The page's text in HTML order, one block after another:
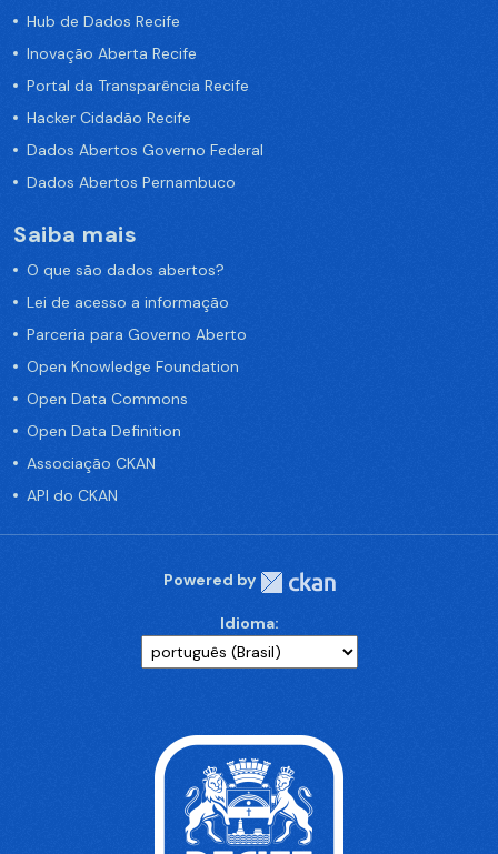
Hub de Dados Recife
Inovação Aberta Recife
Portal da Transparência Recife
Hacker Cidadão Recife
Dados Abertos Governo Federal
Dados Abertos Pernambuco
Saiba mais
O que são dados abertos?
Lei de acesso a informação
Parceria para Governo Aberto
Open Knowledge Foundation
Open Data Commons
Open Data Definition
Associação CKAN
API do CKAN
Powered by
Idioma